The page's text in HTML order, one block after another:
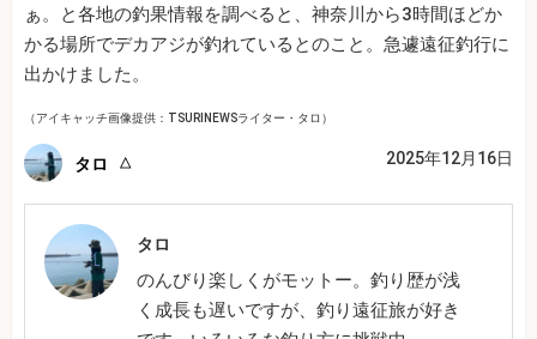
ぁ。と各地の釣果情報を調べると、神奈川から3時間ほどか
かる場所でデカアジが釣れているとのこと。急遽遠征釣行に
出かけました。
（アイキャッチ画像提供：TSURINEWSライター・タロ）
タロ 2025年12月16日
タロ
のんびり楽しくがモットー。釣り歴が浅
く成長も遅いですが、釣り遠征旅が好き